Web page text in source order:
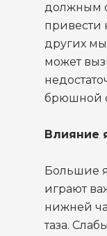
должным
привести
других
может
брюшной
Влияние
Большие
играют
нижней
таза.